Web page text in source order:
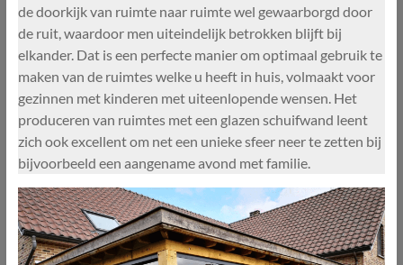
de doorkijk van ruimte naar ruimte wel gewaarborgd door
de ruit, waardoor men uiteindelijk betrokken blijft bij
elkander. Dat is een perfecte manier om optimaal gebruik te
maken van de ruimtes welke u heeft in huis, volmaakt voor
gezinnen met kinderen met uiteenlopende wensen. Het
produceren van ruimtes met een glazen schuifwand leent
zich ook excellent om net een unieke sfeer neer te zetten bij
bijvoorbeeld een aangename avond met familie.